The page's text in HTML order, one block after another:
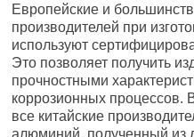
Европейские и
производителей при
используют
Это позволяет получить
прочностными
коррозионных процессов.
все китайские
алюминий, полученный из